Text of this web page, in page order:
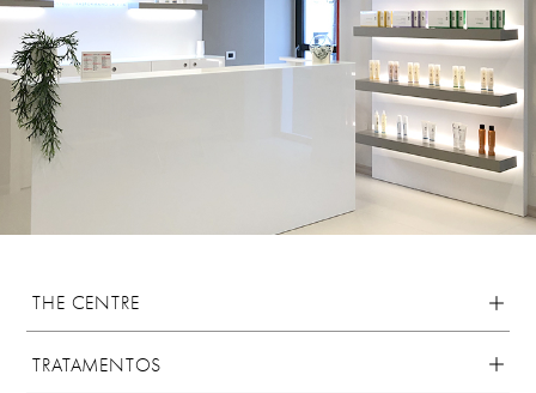
THE CENTRE
TRATAMENTOS